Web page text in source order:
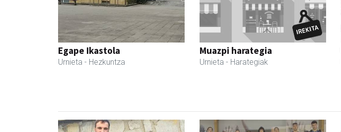
Egape Ikastola
Urnieta - Hezkuntza
Muazpi harategia
Urnieta - Harategiak